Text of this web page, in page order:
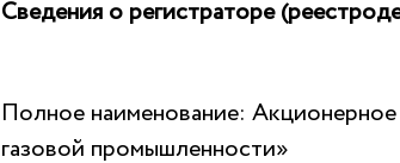
Сведения о регистраторе
Полное наименование:
газовой промышленности»